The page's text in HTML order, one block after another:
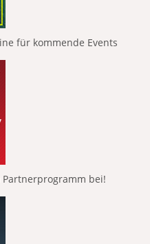
für kommende Events
bei!